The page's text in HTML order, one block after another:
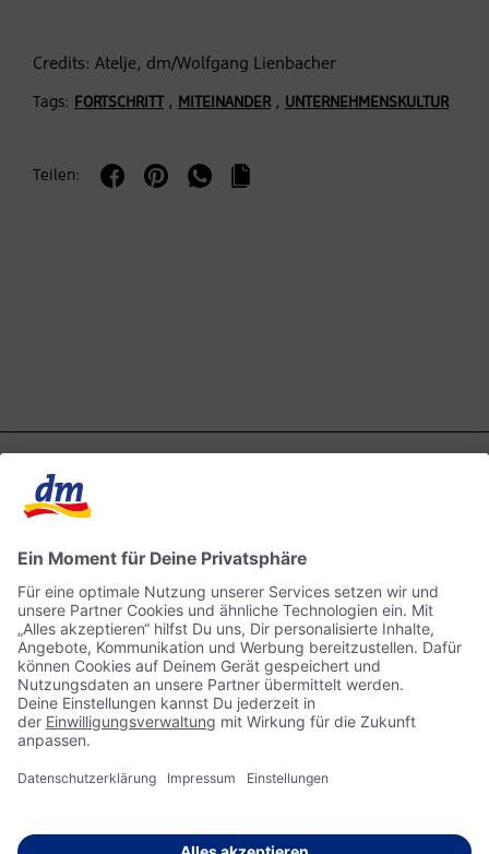
Credits: Atelje, dm/Wolfgang Lienbacher
Tags: FORTSCHRITT, MITEINANDER, UNTERNEHMENSKULTUR
Teilen:
Datenschutz